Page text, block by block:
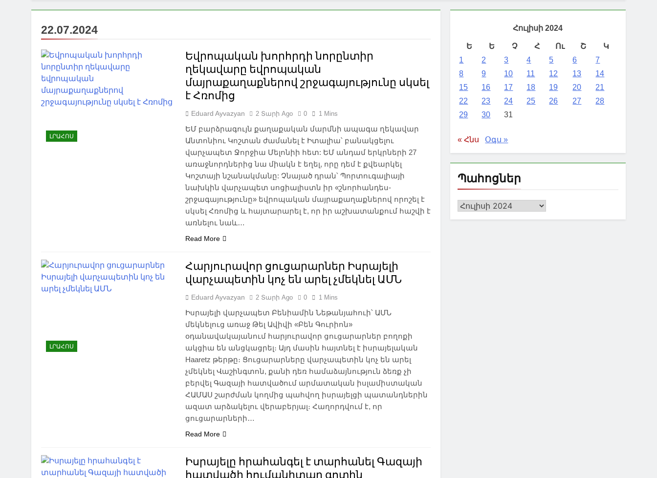
22.07.2024
ԼՐԱՀՈՍ
Եվրոպական խորհրդի նորընտիր
ղեկավարը եվրոպական
մայրաքաղաքներով շրջագայությունը սկսել
է Հռոմից
Eduard Ayvazyan 2 Տարի Ago 0 1 Mins
ԵՄ բարձրագույն քաղաքական մարմնի ապագա ղեկավար
Անտոնիու Կոշտան ժամանել է Իտալիա՝ բանակցելու
վարչապետ Ջորջիա Մելոնիի հետ: ԵՄ անդամ երկրների 27
առաջնորդներից նա միակն է եղել, որը դեմ է քվեարկել
Կոշտայի նշանակմանը: Չնայած դրան՝ Պորտուգալիայի
նախկին վարչապետ սոցիալիստն իր «շնորհանդես-
շրջագայությունը» եվրոպական մայրաքաղաքներով որոշել է
սկսել Հռոմից և հայտարարել է, որ իր աշխատանքում հաշվի է
առնելու նաև…
Read More
ԼՐԱՀՈՍ
Հարյուրավոր ցուցարարներ Իսրայելի
վարչապետին կոչ են արել չմեկնել ԱՄՆ
Eduard Ayvazyan 2 Տարի Ago 0 1 Mins
Իսրայելի վարչապետ Բենիամին Նեթանյահուի՝ ԱՄՆ
մեկնելուց առաջ Թել Ավիվի «Բեն Գուրիոն»
օդանավակայանում հարյուրավոր ցուցարարներ բողոքի
ակցիա են անցկացրել։ Այդ մասին հայտնել է իսրայելական
Haaretz թերթը։ Ցուցարարները վարչապետին կոչ են արել
չմեկնել Վաշինգտոն, քանի դեռ համաձայնություն ձեռք չի
բերվել Գազայի հատվածում արմատական ​​իսլամիստական ​​
ՀԱՄԱՍ շարժման կողմից պահվող իսրայելցի պատանդներին
ազատ արձակելու վերաբերյալ։ Հաղորդվում է, որ
ցուցարարների…
Read More
Իսրայելը հրահանգել է տարհանել Գազայի
հատվածի հումանիտար գոտին
Հուլիսի 2024
Ե Ե Չ Հ Ու Շ
Կ
1
2 3 4 5 6
7
8
9 10 11 12 13
14
15
16 17 18 19 20
21
22
23 24 25 26 27
28
29
30 31
« Հնս Օգս »
Պահոցներ
Պահոցներ